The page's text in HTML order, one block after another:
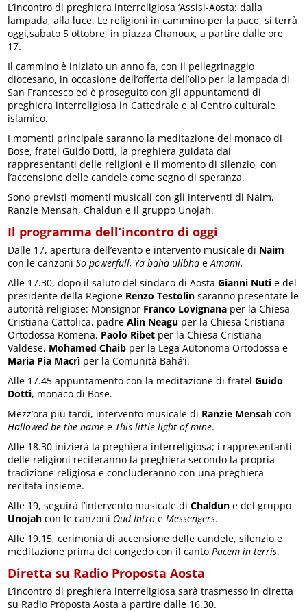
L’incontro di preghiera interreligiosa ‘Assisi-Aosta: dalla
lampada, alla luce. Le religioni in cammino per la pace, si terrà
oggi,sabato 5 ottobre, in piazza Chanoux, a partire dalle ore
17.
Il cammino è iniziato un anno fa, con il pellegrinaggio
diocesano, in occasione dell’offerta dell’olio per la lampada di
San Francesco ed è proseguito con gli appuntamenti di
preghiera interreligiosa in Cattedrale e al Centro culturale
islamico.
I momenti principale saranno la meditazione del monaco di
Bose, fratel Guido Dotti, la preghiera guidata dai
rappresentanti delle religioni e il momento di silenzio, con
l’accensione delle candele come segno di speranza.
Sono previsti momenti musicali con gli interventi di Naim,
Ranzie Mensah, Chaldun e il gruppo Unojah.
Il programma dell’incontro di oggi
Dalle 17, apertura dell’evento e intervento musicale di Naim
con le canzoni So powerfull, Ya bahà ullbha eAmami.
Alle 17.30, dopo il saluto del sindaco di AostaGianni Nuti e del
presidente della Regione Renzo Testolin saranno presentate le
autorità religiose: Monsignor Franco Lovignana per la Chiesa
Cristiana Cattolica, padreAlin Neagu per la Chiesa Cristiana
Ortodossa Romena, Paolo Ribet per la Chiesa Cristiana
Valdese, Mohamed Chaib per la Lega Autonoma Ortodossa e
Maria Pia Macrì per la Comunità Bahá’i.
Alle 17.45 appuntamento con la meditazione di fratelGuido
Dotti, monaco di Bose.
Mezz’ora più tardi, intervento musicale di Ranzie Mensah con
Hallowed be the name e This little light of mine.
Alle 18.30 inizierà la preghiera interreligiosa; i rappresentanti
delle religioni reciteranno la preghiera secondo la propria
tradizione religiosa e concluderanno con una preghiera
recitata insieme.
Alle 19, seguirà l’intervento musicale di Chaldun e del gruppo
Unojah con le canzoni Oud Intro eMessengers.
Alle 19.15, cerimonia di accensione delle candele, silenzio e
meditazione prima del congedo con il cantoPacem in terris.
Diretta su Radio Proposta Aosta
L’incontro di preghiera interreligiosa sarà trasmesso in diretta
su Radio Proposta Aosta a partire dalle 16.30.